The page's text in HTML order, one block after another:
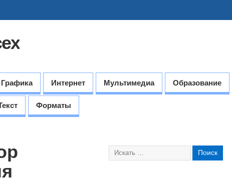
Графика Интернет Мультимедиа Образование
Форматы